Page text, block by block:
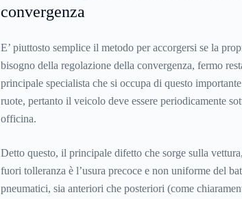
convergenza
E’ piuttosto semplice il metodo per accorgersi se la
bisogno della regolazione della convergenza, fermo
principale specialista che si occupa di questo
ruote, pertanto il veicolo deve essere periodicamente
officina.
Detto questo, il principale difetto che sorge sulla
fuori tolleranza è l’usura precoce e non uniforme del
pneumatici, sia anteriori che posteriori (come